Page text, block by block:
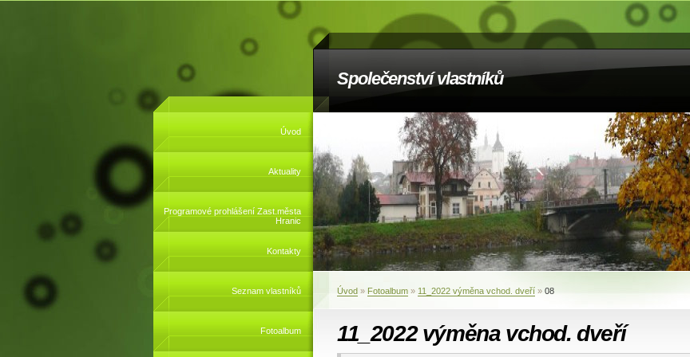
Společenství vlastníků
Úvod
Aktuality
Programové prohlášení Zast.města
Hranic
Kontakty
Seznam vlastníků
Fotoalbum
Úvod » Fotoalbum » 11_2022 výměna vchod. dveří » 08
11_2022 výměna vchod. dveří